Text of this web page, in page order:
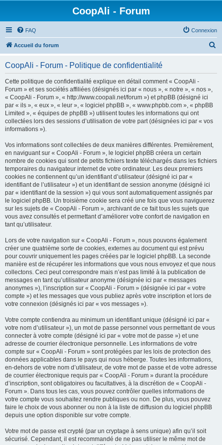
CoopAli - Forum
FAQ Connexion
Accueil du forum
CoopAli - Forum - Politique de confidentialité
Cette politique de confidentialité explique en détail comment « CoopAli -
Forum » et ses sociétés affiliées (désignés ici par « nous », « notre », « nos »,
« CoopAli - Forum », « http://www.coopali.net/forum ») et phpBB (désigné ici
par « ils », « eux », « leur », « logiciel phpBB », « www.phpbb.com », « phpBB
Limited », « équipes de phpBB ») utilisent toutes les informations qui ont
collectées lors des sessions d’utilisation de votre part (désignées ici par « vos
informations »).
Vos informations sont collectées de deux manières différentes. Premièrement,
en naviguant sur « CoopAli - Forum », le logiciel phpBB créera un certain
nombre de cookies qui sont de petits fichiers texte téléchargés dans les fichiers
temporaires du navigateur internet de votre ordinateur. Les deux premiers
cookies ne contiennent qu’un identifiant d’utilisateur (désigné ici par «
identifiant de l’utilisateur ») et un identifiant de session anonyme (désigné ici
par « identifiant de la session ») qui vous sont automatiquement assignés par
le logiciel phpBB. Un troisième cookie sera créé une fois que vous naviguerez
sur les sujets de « CoopAli - Forum », archivant de ce fait tous les sujets que
vous avez consultés et permettant d’améliorer votre confort de navigation en
tant qu’utilisateur.
Lors de votre navigation sur « CoopAli - Forum », nous pouvons également
créer une quatrième sorte de cookies, externes au document qui est prévu
pour couvrir uniquement les pages créées par le logiciel phpBB. La seconde
manière est de récupérer les informations que vous nous envoyez et que nous
collectons. Ceci peut correspondre mais n’est pas limité à la publication de
messages en tant qu’utilisateur anonyme (désignée ici par « messages
anonymes »), l’inscription sur « CoopAli - Forum » (désignée ici par « votre
compte ») et les messages que vous publiez après votre inscription et lors de
votre connexion (désignés ici par « vos messages »).
Votre compte contiendra au minimum un identifiant unique (désigné ici par «
votre nom d’utilisateur »), un mot de passe personnel vous permettant de vous
connecter à votre compte (désigné ici par « votre mot de passe ») et une
adresse de courrier électronique personnelle. Les informations de votre
compte sur « CoopAli - Forum » sont protégées par les lois de protection des
données applicables dans le pays qui nous héberge. Toutes les informations,
en-dehors de votre nom d’utilisateur, de votre mot de passe et de votre adresse
de courrier électronique requis par « CoopAli - Forum » durant la procédure
d’inscription, sont obligatoires ou facultatives, à la discrétion de « CoopAli -
Forum ». Dans tous les cas, vous pouvez contrôler quelles informations de
votre compte vous souhaitez rendre publiques ou non. De plus, vous pouvez
faire le choix de vous abonner ou non à la liste de diffusion du logiciel phpBB
depuis une option disponible sur votre compte.
Votre mot de passe est crypté (par un cryptage à sens unique) afin qu’il soit
sécurisé. Cependant, il est recommandé de ne pas utiliser le même mot de